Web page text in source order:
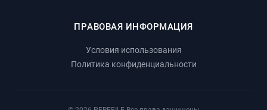
ПРАВОВАЯ ИНФОРМАЦИЯ
Условия использования
Политика конфиденциальности